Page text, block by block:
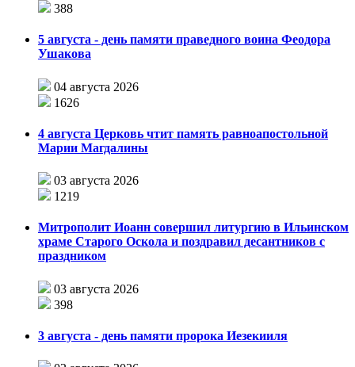
388
5 августа - день памяти праведного воина Феодора
Ушакова
04 августа 2026
1626
4 августа Церковь чтит память равноапостольной
Марии Магдалины
03 августа 2026
1219
Митрополит Иоанн совершил литургию в Ильинском
храме Старого Оскола и поздравил десантников с
праздником
03 августа 2026
398
3 августа - день памяти пророка Иезекииля